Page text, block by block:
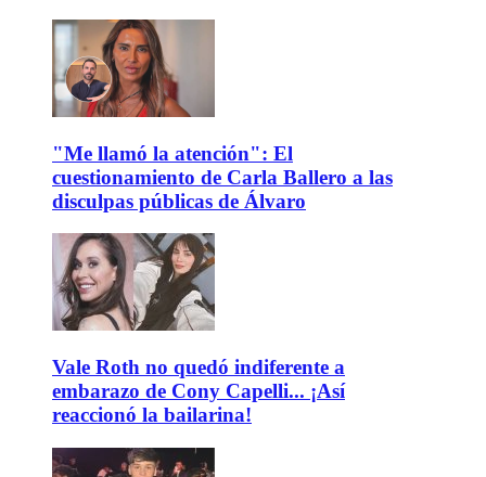
"Me llamó la atención": El
cuestionamiento de Carla Ballero a las
disculpas públicas de Álvaro
Vale Roth no quedó indiferente a
embarazo de Cony Capelli... ¡Así
reaccionó la bailarina!